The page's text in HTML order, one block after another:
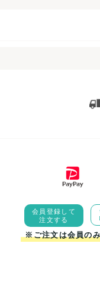
会員登録して
注文する
※ご注文は会員の